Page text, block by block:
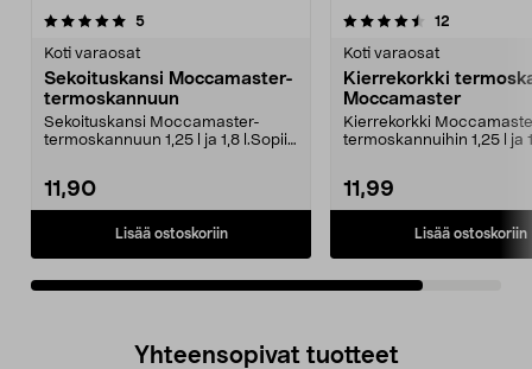
5arvostelut
Koti varaosat
Sekoituskansi Moccamaster-
termoskannuun
Sekoituskansi Moccamaster-
termoskannuun 1,25 l ja 1,8 l.Sopii
11,90
Lisää ostoskoriin
4.5viidestä
12
Koti varaosat
Kierrekorkki
Moccamaster
Kierrekorkki
termoskannuihin 1,25 l ja
11,99
Lisää ostoskoriin
Yhteensopivat tuotteet